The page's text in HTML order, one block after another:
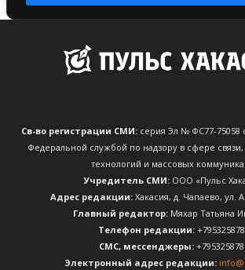
Св-во регистрации СМИ:серия Эл № ФС77-75058
Федеральной службой по надзору в сфере
технологий и массовых
Учредитель СМИ: ООО «Пульс
Адрес редакции:Хакасия, д. Чапаево, ул.
Главный редактор: Мяхар Татьяна
Телефон редакции:
CМС, мессенджеры:
Электронный адрес редакции: